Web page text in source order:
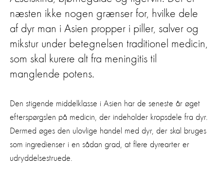
næsten ikke nogen grænser for, hvilke dele
af dyr man i Asien propper i piller, salver og
mikstur under betegnelsen traditionel medicin,
som skal kurere alt fra meningitis til
manglende potens.
Den stigende middelklasse i Asien har de seneste år øget
efterspørgslen på medicin, der indeholder kropsdele fra dyr.
Dermed øges den ulovlige handel med dyr, der skal bruges
som ingredienser i en sådan grad, at flere dyrearter er
udryddelsestruede.